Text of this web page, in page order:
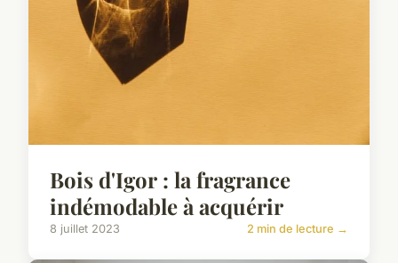
Bois d'Igor : la fragrance
indémodable à acquérir
8 juillet 2023 2 min de lecture →